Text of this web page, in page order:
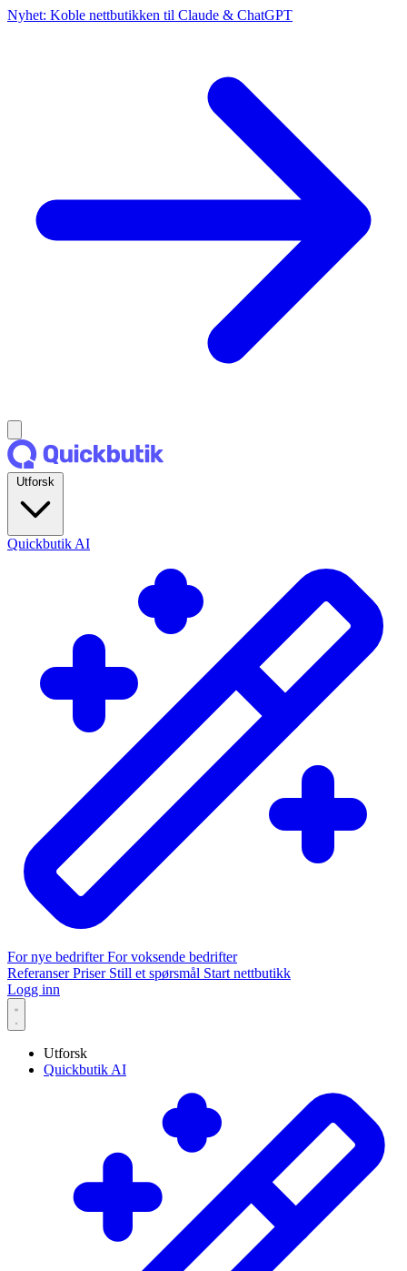
Nyhet: Koble nettbutikken til Claude & ChatGPT
Quickbutik AI
For nye bedrifterFor voksende bedrifter
ReferanserPriser Still et spørsmål Start nettbutikk
Logg inn
Utforsk
Quickbutik AI